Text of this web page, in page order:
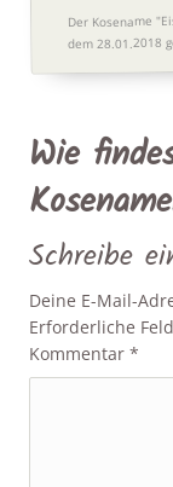
Der Kosename
dem 28.01.2018
Wie
Schreibe
Deine E-Mail-
Erforderliche
Kommentar*